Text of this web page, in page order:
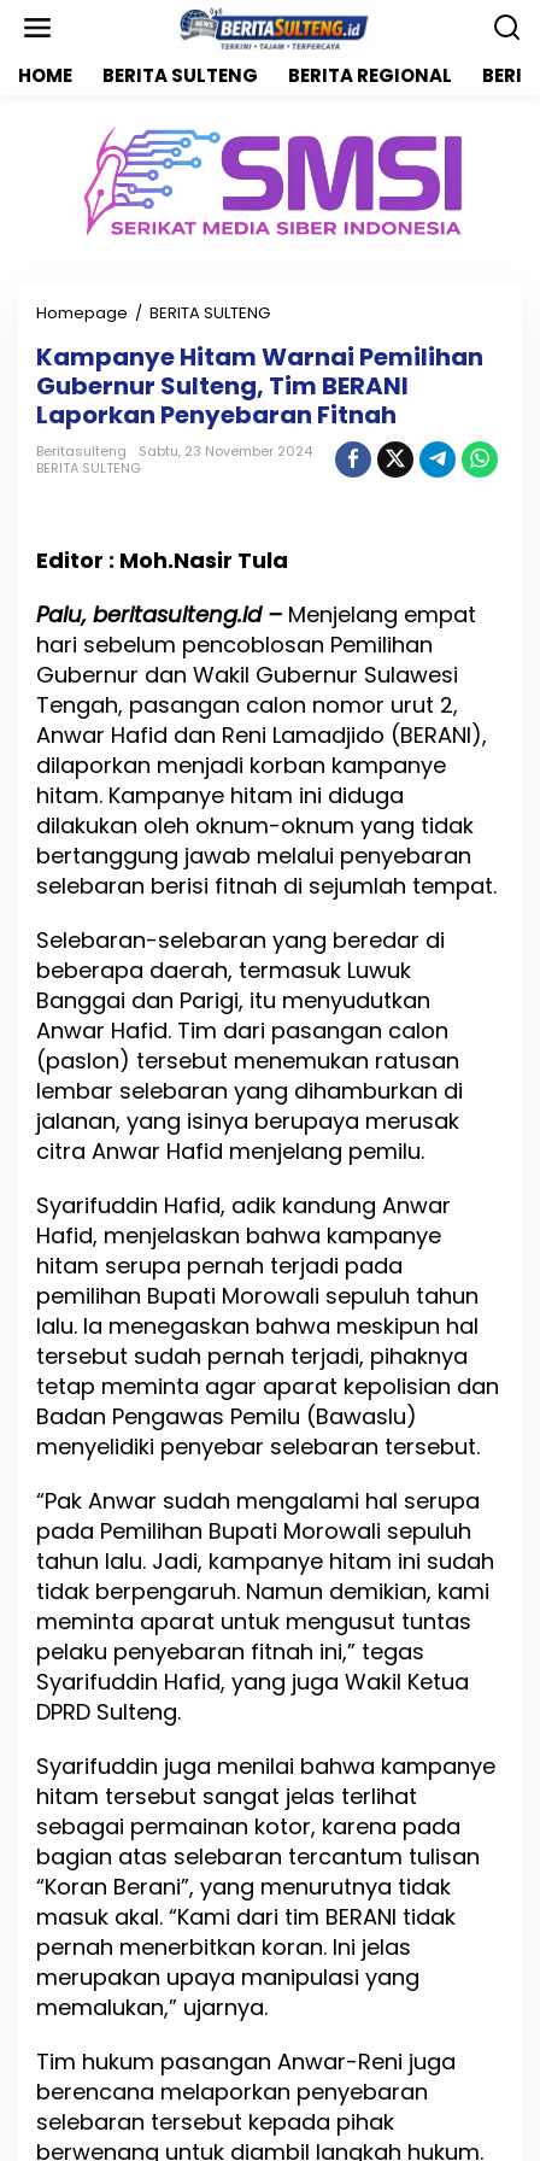
HOME BERITA SULTENG BERITA REGIONAL
Homepage / BERITA SULTENG
m
p
a
n
y
a
W
r
n
a
P
e
m
h
n
G
u
b
e
r
n
u
r
S
u
t
e
n
g
,
T
i
m
B
E
A
I
L
p
o
r
k
a
n
n
y
e
b
a
r
a
n
F
t
Kampanye Hitam Warnai Pemilihan
Gubernur Sulteng, Tim BERANI
Laporkan Penyebaran Fitnah
Beritasulteng
Sabtu, 23 November 2024
BERITA SULTENG
Editor : Moh.Nasir Tula
Palu, beritasulteng.id – Menjelang empat
hari sebelum pencoblosan Pemilihan
Gubernur dan Wakil Gubernur Sulawesi
Tengah, pasangan calon nomor urut 2,
Anwar Hafid dan Reni Lamadjido (BERANI),
dilaporkan menjadi korban kampanye
hitam. Kampanye hitam ini diduga
dilakukan oleh oknum-oknum yang tidak
bertanggung jawab melalui penyebaran
selebaran berisi fitnah di sejumlah tempat.
Selebaran-selebaran yang beredar di
beberapa daerah, termasuk Luwuk
Banggai dan Parigi, itu menyudutkan
Anwar Hafid. Tim dari pasangan calon
(paslon) tersebut menemukan ratusan
lembar selebaran yang dihamburkan di
jalanan, yang isinya berupaya merusak
citra Anwar Hafid menjelang pemilu.
Syarifuddin Hafid, adik kandung Anwar
Hafid, menjelaskan bahwa kampanye
hitam serupa pernah terjadi pada
pemilihan Bupati Morowali sepuluh tahun
lalu. Ia menegaskan bahwa meskipun hal
tersebut sudah pernah terjadi, pihaknya
tetap meminta agar aparat kepolisian dan
Badan Pengawas Pemilu (Bawaslu)
menyelidiki penyebar selebaran tersebut.
“Pak Anwar sudah mengalami hal serupa
pada Pemilihan Bupati Morowali sepuluh
tahun lalu. Jadi, kampanye hitam ini sudah
tidak berpengaruh. Namun demikian, kami
meminta aparat untuk mengusut tuntas
pelaku penyebaran fitnah ini,” tegas
Syarifuddin Hafid, yang juga Wakil Ketua
DPRD Sulteng.
Syarifuddin juga menilai bahwa kampanye
hitam tersebut sangat jelas terlihat
sebagai permainan kotor, karena pada
bagian atas selebaran tercantum tulisan
“Koran Berani”, yang menurutnya tidak
masuk akal. “Kami dari tim BERANI tidak
pernah menerbitkan koran. Ini jelas
merupakan upaya manipulasi yang
memalukan,” ujarnya.
Tim hukum pasangan Anwar-Reni juga
berencana melaporkan penyebaran
selebaran tersebut kepada pihak
berwenang untuk diambil langkah hukum.